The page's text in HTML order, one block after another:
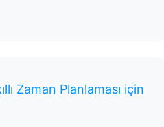
Zaman Planlaması için